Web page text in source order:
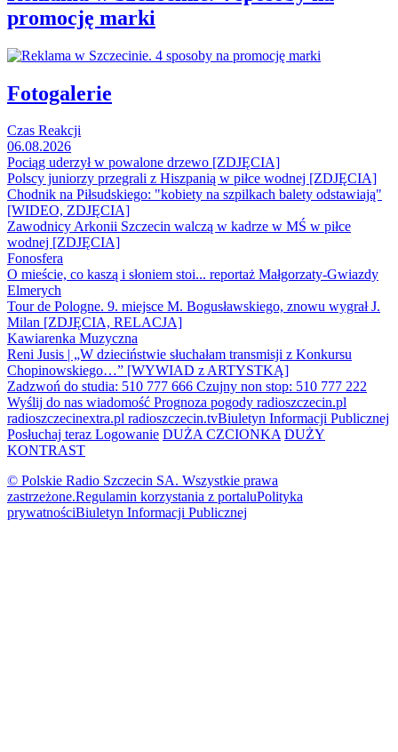
promocję marki
Fotogalerie
Czas Reakcji
06.08.2026
Pociąg uderzył w powalone drzewo [ZDJĘCIA]
Polscy juniorzy przegrali z Hiszpanią w piłce wodnej [ZDJĘCIA]
Chodnik na Piłsudskiego: "kobiety na szpilkach balety odstawiają"
[WIDEO, ZDJĘCIA]
Zawodnicy Arkonii Szczecin walczą w kadrze w MŚ w piłce
wodnej [ZDJĘCIA]
Fonosfera
O mieście, co kaszą i słoniem stoi... reportaż Małgorzaty-Gwiazdy
Elmerych
Tour de Pologne. 9. miejsce M. Bogusławskiego, znowu wygrał J.
Milan [ZDJĘCIA, RELACJA]
Kawiarenka Muzyczna
Reni Jusis | „W dzieciństwie słuchałam transmisji z Konkursu
Chopinowskiego…” [WYWIAD z ARTYSTKĄ]
Zadzwoń do studia: 510 777 666 Czujny non stop: 510 777 222
Wyślij do nas wiadomość Prognoza pogody radioszczecin.pl
radioszczecinextra.pl radioszczecin.tvBiuletyn Informacji Publicznej
Posłuchaj teraz Logowanie DUŻA CZCIONKA DUŻY
KONTRAST
© Polskie Radio Szczecin SA. Wszystkie prawa
zastrzeżone.Regulamin korzystania z portaluPolityka
prywatnościBiuletyn Informacji Publicznej